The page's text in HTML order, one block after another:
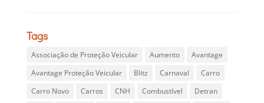
Tags
Associação de Proteção Veicular Aumento
Avantage
Avantage Proteção Veicular
Blitz Carnaval
Carro
Carro Novo
Carros CNH Combustível
Detran